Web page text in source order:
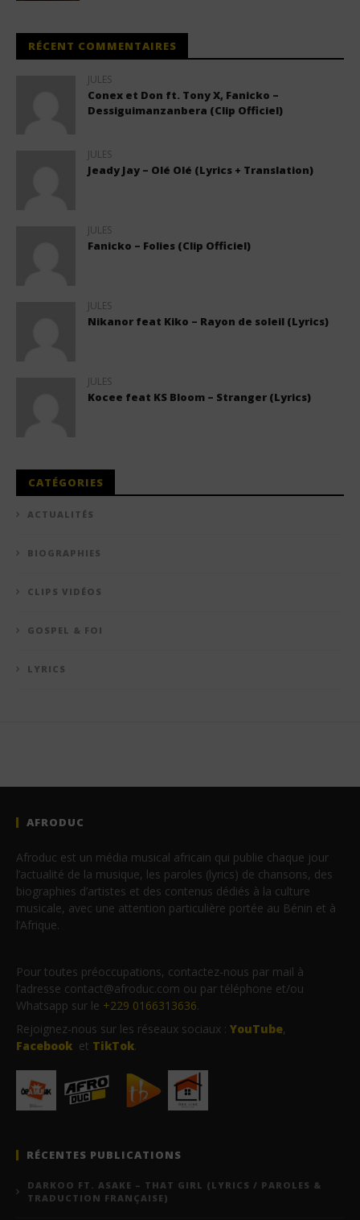
RÉCENT COMMENTAIRES
JULES
Conex et Don ft. Tony X, Fanicko –
Dessiguimanzanbera (Clip Officiel)
JULES
Jeady Jay – Olé Olé (Lyrics + Translation)
JULES
Fanicko – Folies (Clip Officiel)
JULES
Nikanor feat Kiko – Rayon de soleil (Lyrics)
JULES
Kocee feat KS Bloom – Stranger (Lyrics)
CATÉGORIES
ACTUALITÉS
BIOGRAPHIES
CLIPS VIDÉOS
GOSPEL & FOI
LYRICS
AFRODUC
Afroduc est un média musical africain qui publie chaque jour
l’actualité de la musique, les paroles (lyrics) de chansons, des
biographies d’artistes et des contenus dédiés à la culture
musicale, avec une attention particulière portée au Bénin et à
l’Afrique.
Pour toutes préoccupations, contactez-nous par mail à
l’adresse contact@afroduc.com ou par téléphone et/ou
Whatsapp sur le +229 0166313636.
Rejoignez-nous sur les réseaux sociaux : YouTube,
Facebook et TikTok.
RÉCENTES PUBLICATIONS
DARKOO FT. ASAKE – THAT GIRL (LYRICS / PAROLES &
TRADUCTION FRANÇAISE)